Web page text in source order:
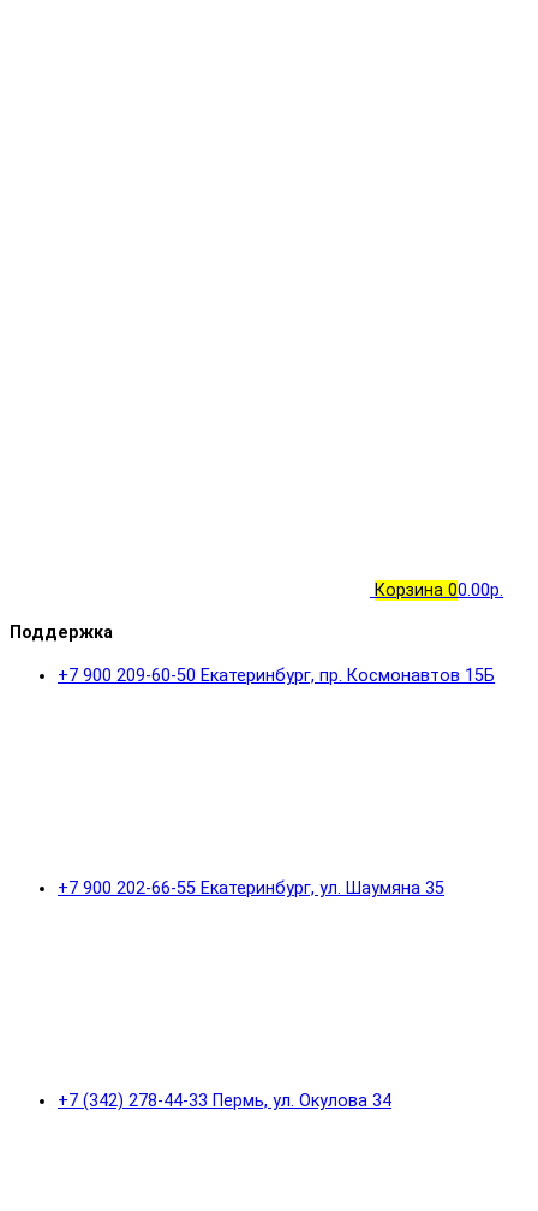
Корзина 00.00р.
Поддержка
+7 900 209-60-50 Екатеринбург, пр. Космонавтов 15Б
+7 900 202-66-55 Екатеринбург, ул. Шаумяна 35
+7 (342) 278-44-33 Пермь, ул. Окулова 34